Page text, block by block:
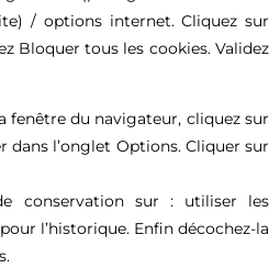
/ options internet. Cliquez sur
Bloquer tous les cookies. Validez
fenêtre du navigateur, cliquez sur
dans l’onglet Options. Cliquer sur
conservation sur : utiliser les
l’historique. Enfin décochez-la